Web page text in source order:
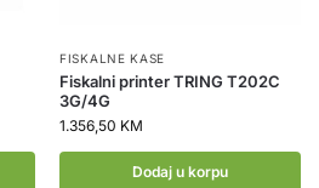
FISKALNE KASE
Fiskalni printer TRING T202C
3G/4G
1.356,50 KM
Dodaj u korpu